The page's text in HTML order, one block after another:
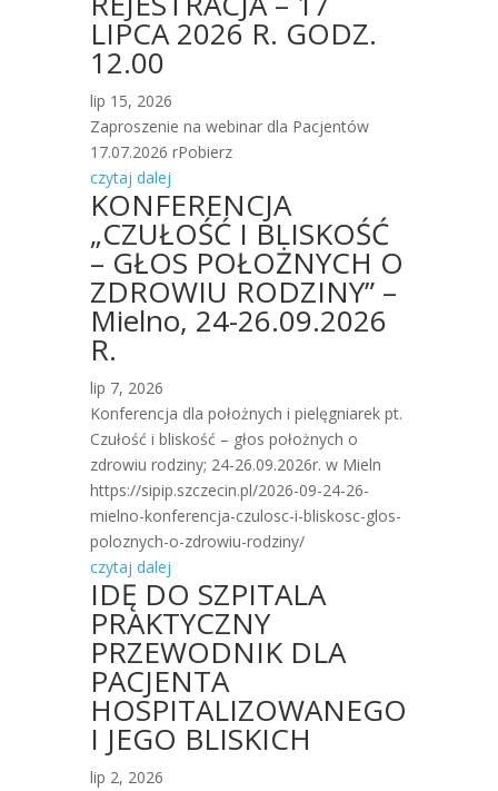
LIPCA 2026 R. GODZ.
12.00
lip 15, 2026
Zaproszenie na webinar dla Pacjentów
17.07.2026 rPobierz
czytaj dalej
KONFERENCJA
„CZUŁOŚĆ I BLISKOŚĆ
– GŁOS POŁOŻNYCH O
ZDROWIU RODZINY” –
Mielno, 24-26.09.2026
R.
lip 7, 2026
Konferencja dla położnych i pielęgniarek pt.
Czułość i bliskość – głos położnych o
zdrowiu rodziny; 24-26.09.2026r. w Mieln
https://sipip.szczecin.pl/2026-09-24-26-
mielno-konferencja-czulosc-i-bliskosc-glos-
poloznych-o-zdrowiu-rodziny/
czytaj dalej
IDĘ DO SZPITALA
PRAKTYCZNY
PRZEWODNIK DLA
PACJENTA
HOSPITALIZOWANEGO
I JEGO BLISKICH
lip 2, 2026